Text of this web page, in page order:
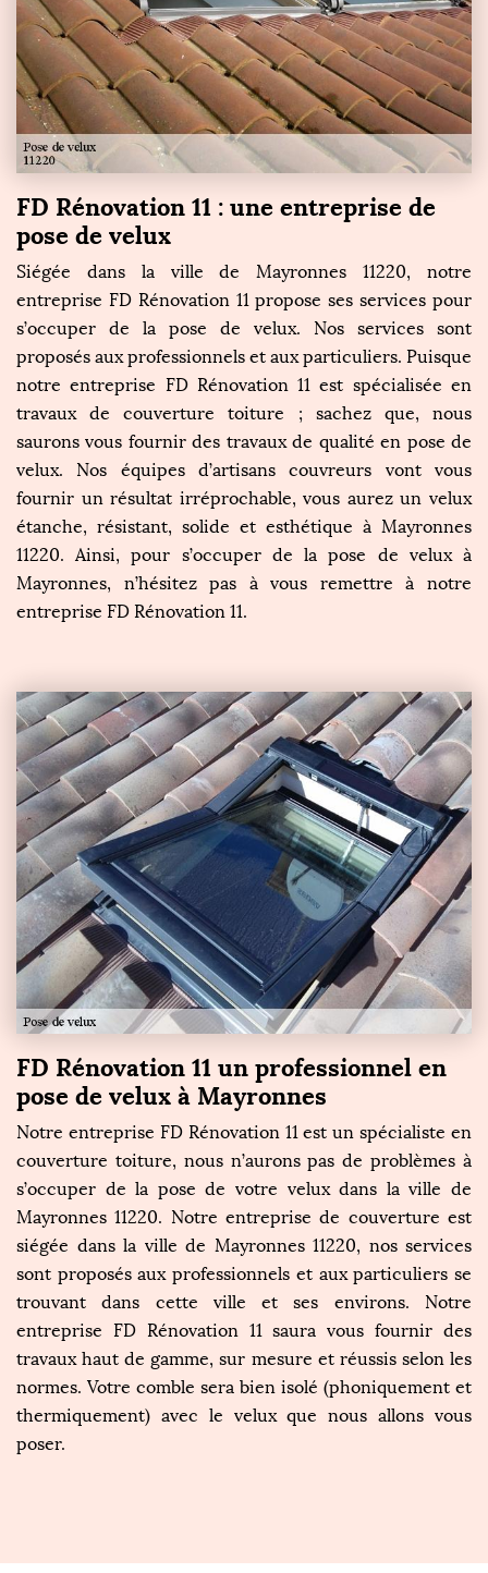
FD Rénovation 11 : une entreprise de
pose de velux
Siégée dans la ville de Mayronnes 11220, notre
entreprise FD Rénovation 11 propose ses services pour
s’occuper de la pose de velux. Nos services sont
proposés aux professionnels et aux particuliers. Puisque
notre entreprise FD Rénovation 11 est spécialisée en
travaux de couverture toiture ; sachez que, nous
saurons vous fournir des travaux de qualité en pose de
velux. Nos équipes d’artisans couvreurs vont vous
fournir un résultat irréprochable, vous aurez un velux
étanche, résistant, solide et esthétique à Mayronnes
11220. Ainsi, pour s’occuper de la pose de velux à
Mayronnes, n’hésitez pas à vous remettre à notre
entreprise FD Rénovation 11.
FD Rénovation 11 un professionnel en
pose de velux à Mayronnes
Notre entreprise FD Rénovation 11 est un spécialiste en
couverture toiture, nous n’aurons pas de problèmes à
s’occuper de la pose de votre velux dans la ville de
Mayronnes 11220. Notre entreprise de couverture est
siégée dans la ville de Mayronnes 11220, nos services
sont proposés aux professionnels et aux particuliers se
trouvant dans cette ville et ses environs. Notre
entreprise FD Rénovation 11 saura vous fournir des
travaux haut de gamme, sur mesure et réussis selon les
normes. Votre comble sera bien isolé (phoniquement et
thermiquement) avec le velux que nous allons vous
poser.